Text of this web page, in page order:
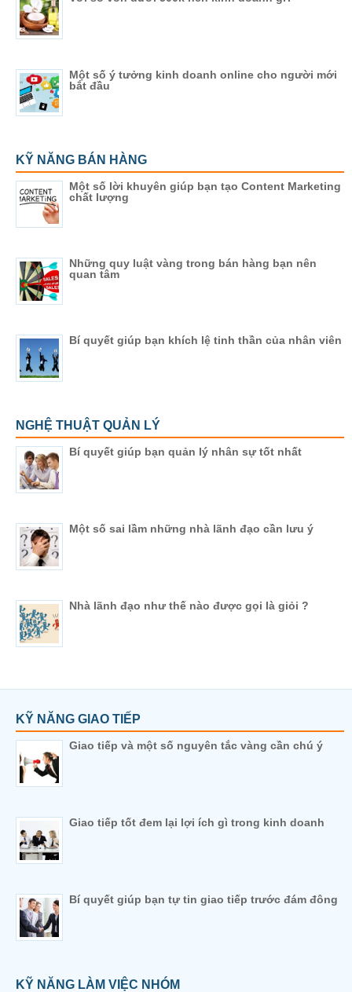
Một số ý tưởng kinh doanh online cho người mới
bắt đầu
KỸ NĂNG BÁN HÀNG
Một số lời khuyên giúp bạn tạo Content Marketing
chất lượng
Những quy luật vàng trong bán hàng bạn nên
quan tâm
Bí quyết giúp bạn khích lệ tinh thần của nhân viên
NGHỆ THUẬT QUẢN LÝ
Bí quyết giúp bạn quản lý nhân sự tốt nhất
Một số sai lầm những nhà lãnh đạo cần lưu ý
Nhà lãnh đạo như thế nào được gọi là giỏi ?
KỸ NĂNG GIAO TIẾP
Giao tiếp và một số nguyên tắc vàng cần chú ý
Giao tiếp tốt đem lại lợi ích gì trong kinh doanh
Bí quyết giúp bạn tự tin giao tiếp trước đám đông
KỸ NĂNG LÀM VIỆC NHÓM